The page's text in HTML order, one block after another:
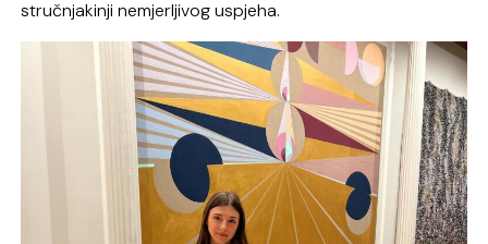
stručnjakinji nemjerljivog uspjeha.